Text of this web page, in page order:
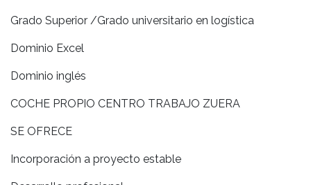
Grado Superior /Grado universitario en logística
Dominio Excel
Dominio inglés
COCHE PROPIO CENTRO TRABAJO ZUERA
SE OFRECE
Incorporación a proyecto estable